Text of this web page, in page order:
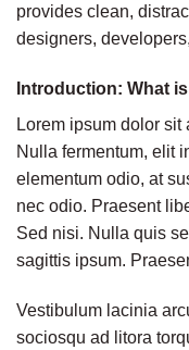
provides clean,
designers,
Introduction: What
Lorem ipsum dolor
Nulla fermentum, elit
elementum odio, at
nec odio. Praesent
Sed nisi. Nulla quis
sagittis ipsum.
Vestibulum lacinia
sociosqu ad litora